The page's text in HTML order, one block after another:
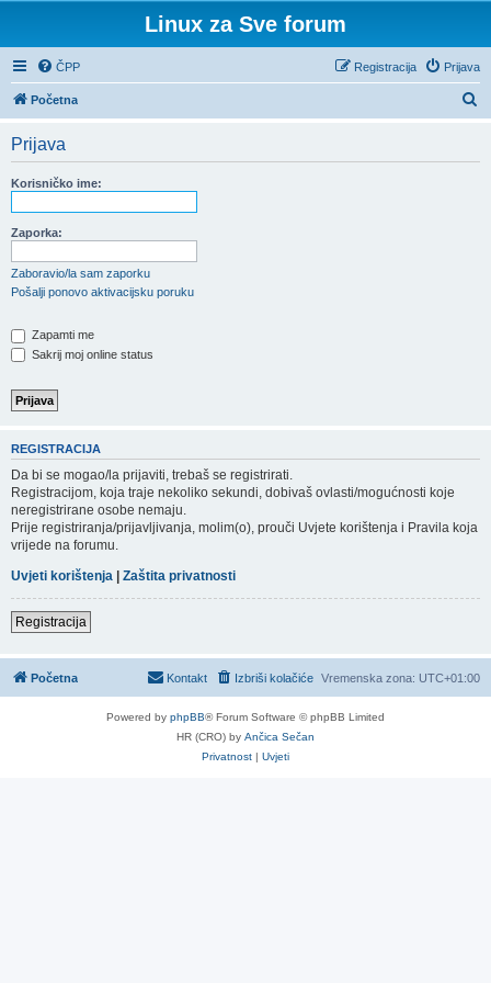
Linux za Sve forum
ČPP Prijava
Registracija
Početna
Prijava
Korisničko ime:
Zaporka:
Zaboravio/la sam zaporku
Pošalji ponovo aktivacijsku poruku
Zapamti me
Sakrij moj online status
REGISTRACIJA
Da bi se mogao/la prijaviti, trebaš se registrirati.
Registracijom, koja traje nekoliko sekundi, dobivaš ovlasti/mogućnosti koje
neregistrirane osobe nemaju.
Prije registriranja/prijavljivanja, molim(o), prouči Uvjete korištenja i Pravila koja
vrijede na forumu.
Uvjeti korištenja | Zaštita privatnosti
Registracija
Početna Vremenska zona: UTC+01:00
Izbriši kolačiće
Kontakt
Powered by phpBB® Forum Software © phpBB Limited
HR (CRO) by Ančica Sečan
Privatnost | Uvjeti